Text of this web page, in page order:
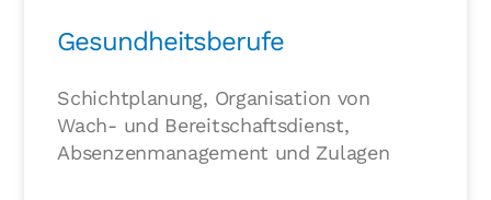
Gesundheitsberufe
Schichtplanung, Organisation von
Wach- und Bereitschaftsdienst,
Absenzenmanagement und Zulagen